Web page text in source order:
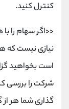
کنترل کنید.
<<اگر سهام را
نیازی نیست که
است بخواهید
شرکت را بررسی
گذاری شما هر